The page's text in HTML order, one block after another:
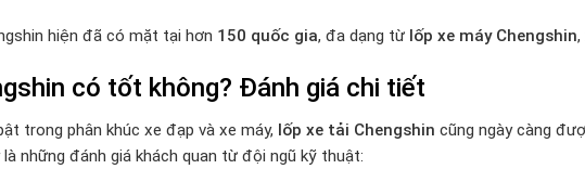
hiện đã có mặt tại hơn 150 quốc gia, đa dạng từ lốp xe máy Chengshin,
có tốt không? Đánh giá chi tiết
trong phân khúc xe đạp và xe máy, lốp xe tải Chengshin cũng ngày càng
những đánh giá khách quan từ đội ngũ kỹ thuật: